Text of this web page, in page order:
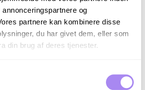
og
partnere kan kombinere disse
du har givet dem, eller som
din brug af deres tjenester.